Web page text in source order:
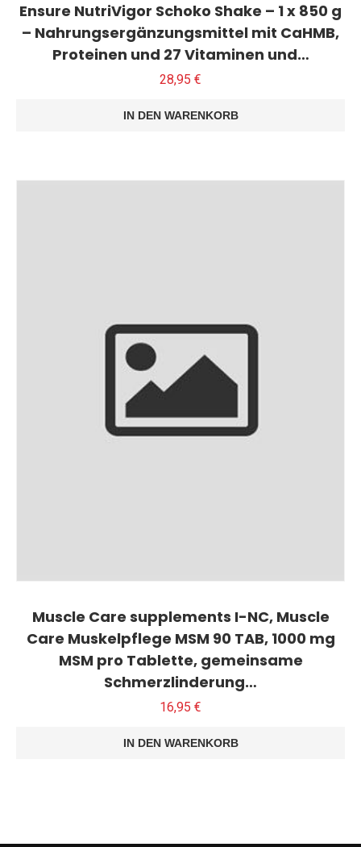
Ensure NutriVigor Schoko Shake – 1 x 850 g
– Nahrungsergänzungsmittel mit CaHMB,
Proteinen und 27 Vitaminen und…
28,95 €
IN DEN WARENKORB
Muscle Care supplements I-NC, Muscle
Care Muskelpflege MSM 90 TAB, 1000 mg
MSM pro Tablette, gemeinsame
Schmerzlinderung…
16,95 €
IN DEN WARENKORB